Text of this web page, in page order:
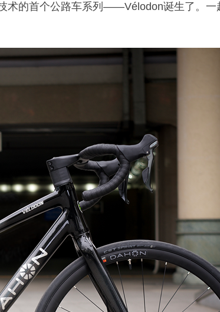
术的首个公路车系列——Vélodon诞生了。一